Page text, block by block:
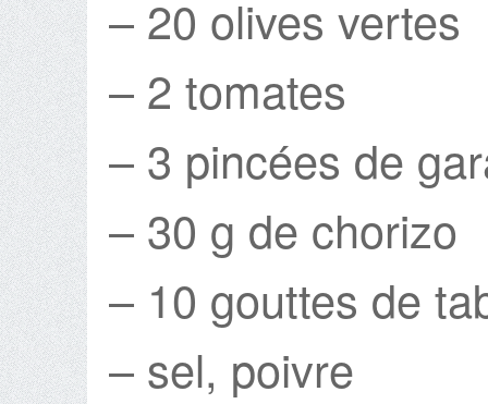
– 20 olives vertes
– 2 tomates
– 3 pincées de
– 30 g de chorizo
– 10 gouttes de
– sel, poivre